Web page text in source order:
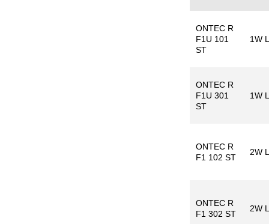
ONTEC R
F1U 101
ST
1W
ONTEC R
F1U 301
ST
1W
ONTEC R
F1 102 ST
2W
ONTEC R
F1 302 ST
2W